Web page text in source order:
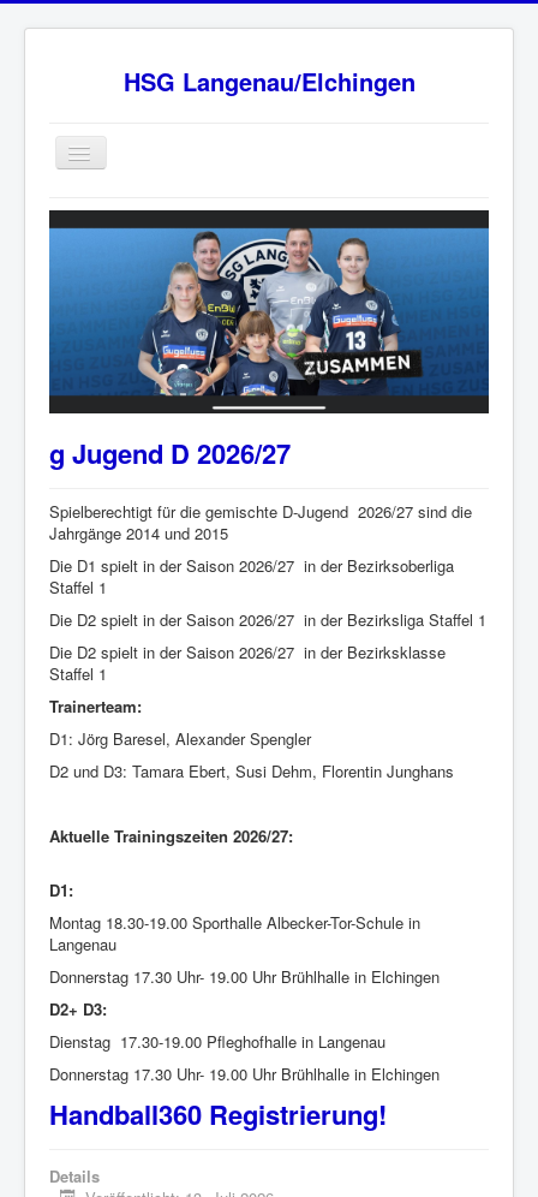
HSG Langenau/Elchingen
Home
BW Oberliga Staffel 2
Sponsoren
HSG - Fanshop
News
Ansprechpartner
g Jugend D 2026/27
Spielberechtigt für die gemischte D-Jugend 2026/27 sind die
Jahrgänge 2014 und 2015
Die D1 spielt in der Saison 2026/27 in der Bezirksoberliga
Staffel 1
Die D2 spielt in der Saison 2026/27 in der Bezirksliga Staffel 1
Die D2 spielt in der Saison 2026/27 in der Bezirksklasse
Staffel 1
Trainerteam:
D1: Jörg Baresel, Alexander Spengler
D2 und D3: Tamara Ebert, Susi Dehm, Florentin Junghans
Aktuelle Trainingszeiten 2026/27:
D1:
Montag 18.30-19.00 Sporthalle Albecker-Tor-Schule in
Langenau
Donnerstag 17.30 Uhr- 19.00 Uhr Brühlhalle in Elchingen
D2+ D3:
Dienstag 17.30-19.00 Pfleghofhalle in Langenau
Donnerstag 17.30 Uhr- 19.00 Uhr Brühlhalle in Elchingen
Handball360 Registrierung!
Details